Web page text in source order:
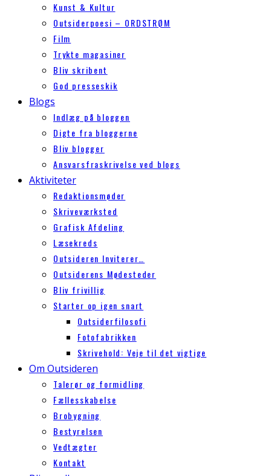
Kunst & Kultur
Outsiderpoesi – ORDSTRØM
Film
Trykte magasiner
Bliv skribent
God presseskik
Blogs
Indlæg på bloggen
Digte fra bloggerne
Bliv blogger
Ansvarsfraskrivelse ved blogs
Aktiviteter
Redaktionsmøder
Skriveværksted
Grafisk Afdeling
Læsekreds
Outsideren Inviterer…
Outsiderens Mødesteder
Bliv frivillig
Starter op igen snart
Outsiderfilosofi
Fotofabrikken
Skrivehold: Veje til det vigtige
Om Outsideren
Talerør og formidling
Fællesskabelse
Brobygning
Bestyrelsen
Vedtægter
Kontakt